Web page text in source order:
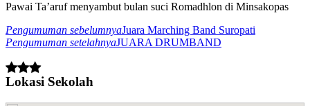
Pawai Ta’aruf menyambut bulan suci Romadhlon di Minsakopas
Pengumuman sebelumnyaJuara Marching Band Suropati
Pengumuman setelahnyaJUARA DRUMBAND
Lokasi Sekolah